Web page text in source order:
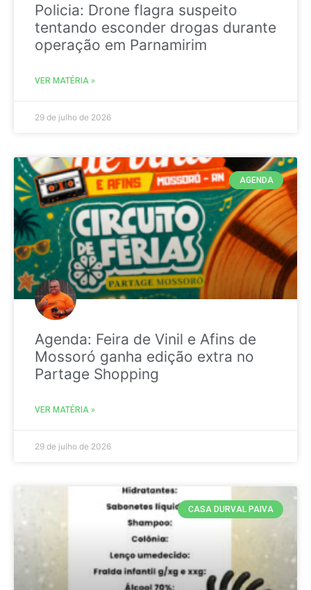
Policia: Drone flagra suspeito
tentando esconder drogas durante
operação em Parnamirim
VER MATÉRIA »
29 de julho de 2026
AGENDA
Agenda: Feira de Vinil e Afins de
Mossoró ganha edição extra no
Partage Shopping
VER MATÉRIA »
29 de julho de 2026
CASA DURVAL PAIVA